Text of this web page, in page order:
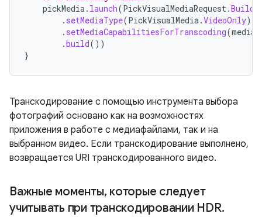
pickMedia. launch(PickVisualMediaRequest.
. setMediaType(PickVisualMedia.VideoOnly)
. setMediaCapabilitiesForTranscoding(
.build())
}
Транскодирование с помощью инструмента выбора
фотографий основано как на возможностях
приложения в работе с медиафайлами, так и на
выбранном видео. Если транскодирование выполнено,
возвращается URI транскодированного видео.
Важные моменты, которые следует
учитывать при транскодировании HDR.